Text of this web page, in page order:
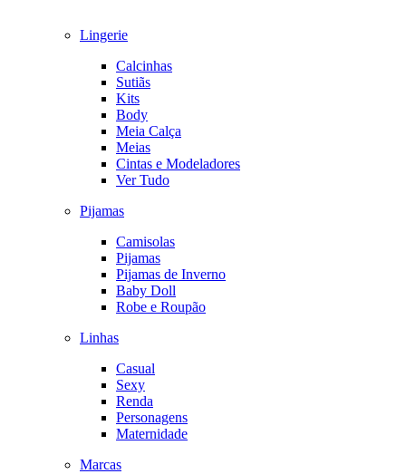
Lingerie
Calcinhas
Sutiãs
Kits
Body
Meia Calça
Meias
Cintas e Modeladores
Ver Tudo
Pijamas
Camisolas
Pijamas
Pijamas de Inverno
Baby Doll
Robe e Roupão
Linhas
Casual
Sexy
Renda
Personagens
Maternidade
Marcas